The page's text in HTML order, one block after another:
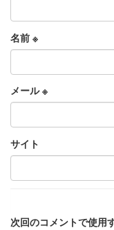
名前 ※
メール※
サイト
次回のコメントで使用